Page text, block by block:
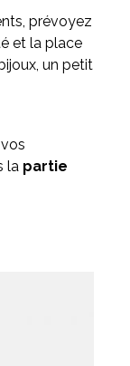
prévoyez
et la place
un petit
la partie